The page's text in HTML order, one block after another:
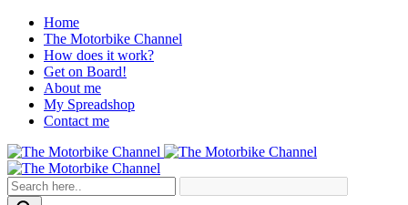
Home
The Motorbike Channel
How does it work?
Get on Board!
About me
My Spreadshop
Contact me